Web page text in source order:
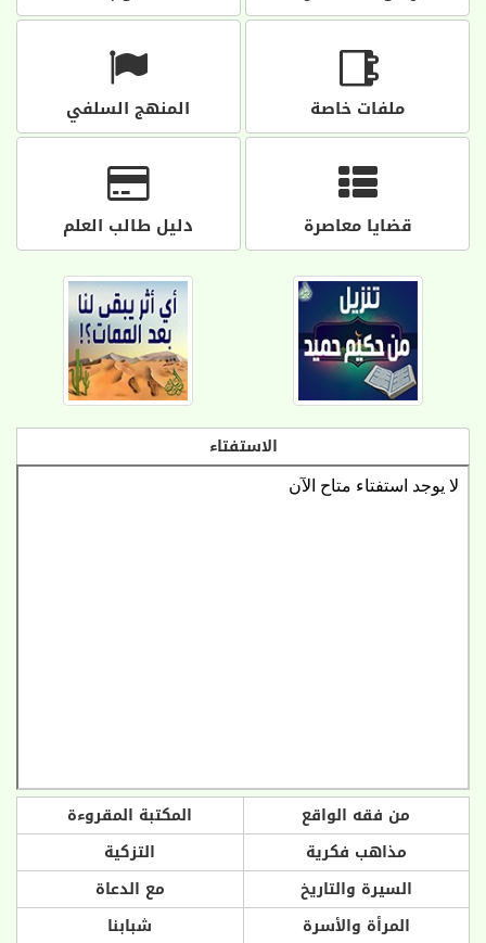
ملفات خاصة المنهج السلفي
قضايا معاصرة دليل طالب العلم
الاستفتاء
من فقه الواقع
المكتبة المقروءة
مذاهب فكرية
التزكية
السيرة والتاريخ
مع الدعاة
المرأة والأسرة
شبابنا